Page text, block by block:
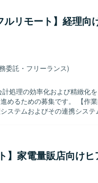
ただきます。 【求める人物像】 基本設計以降
求めております。チームメ
応できる方、コミュニケー
手企業向けシステムの開
ることができ、改善開発や
少人数チームのため、リー
境】 Java、SpringBoot、SQLを用
ります。一部でPythonを利
性があります。
リモート】経理向
委託・フリーランス)
計処理の効率化および精緻化
【作業内容】 経理が経理・会計業務を
ステムおよびその連携シス
ます。また、チームメンバ
る人物像】 積極的にキャッチアップ
き合いアウトプットを通じ
ャやドメインを理解したう
関心を持って取り組める方
】家電量販店向け